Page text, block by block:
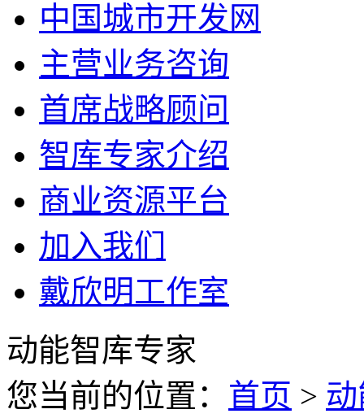
中国城市开发网
主营业务咨询
首席战略顾问
智库专家介绍
商业资源平台
加入我们
戴欣明工作室
动能智库专家
您当前的位置： 首页 >